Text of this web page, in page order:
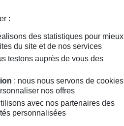
:
des statistiques pour mieux
du site et de nos services
testons auprès de vous des
: nous nous servons de cookies
nos offres
avec nos partenaires des
personnalisées